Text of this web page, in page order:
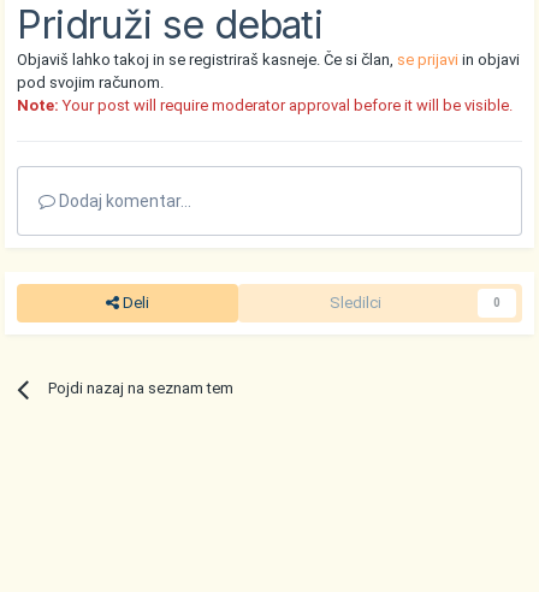
Pridruži se debati
Objaviš lahko takoj in se registriraš kasneje. Če si član, se prijavi in objavi
pod svojim računom.
Note: Your post will require moderator approval before it will be visible.
Dodaj komentar...
Deli Sledilci 0
Pojdi nazaj na seznam tem